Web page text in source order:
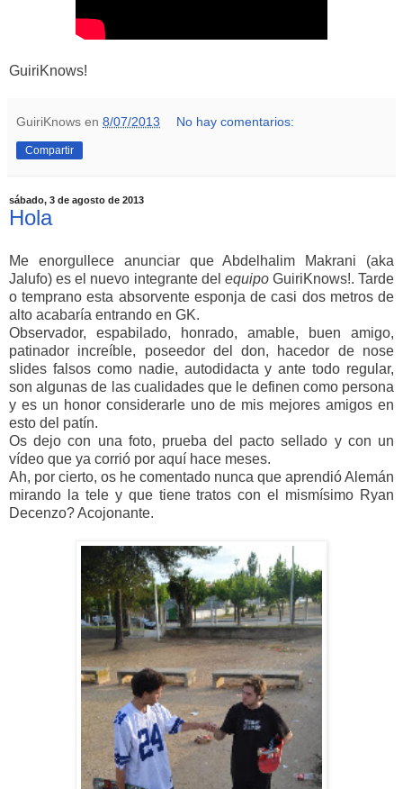
GuiriKnows!
GuiriKnows en 8/07/2013 No hay comentarios:
Compartir
sábado, 3 de agosto de 2013
Hola
Me enorgullece anunciar que Abdelhalim Makrani (aka
Jalufo) es el nuevo integrante del equipoGuiriKnows!. Tarde
o temprano esta absorvente esponja de casi dos metros de
alto acabaría entrando en GK.
Observador, espabilado, honrado, amable, buen amigo,
patinador increíble, poseedor del don, hacedor de nose
slides falsos como nadie, autodidacta y ante todo regular,
son algunas de las cualidades que le definen como persona
y es un honor considerarle uno de mis mejores amigos en
esto del patín.
Os dejo con una foto, prueba del pacto sellado y con un
vídeo que ya corrió por aquí hace meses.
Ah, por cierto, os he comentado nunca que aprendió Alemán
mirando la tele y que tiene tratos con el mismísimo Ryan
Decenzo? Acojonante.